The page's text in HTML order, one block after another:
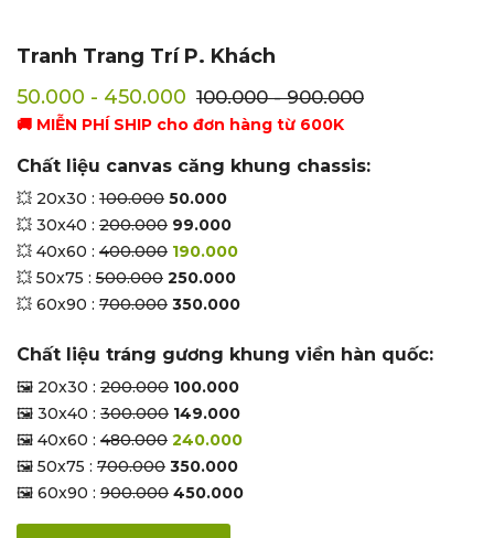
Tranh Trang Trí P. Khách
50.000 - 450.000 100.000 - 900.000
🚚 MIỄN PHÍ SHIP cho đơn hàng từ 600K
Chất liệu canvas căng khung chassis:
💥 20x30 : 100.000 50.000
💥 30x40 : 200.000 99.000
💥 40x60 : 400.000 190.000
💥 50x75 : 500.000 250.000
💥 60x90 : 700.000 350.000
Chất liệu tráng gương khung viền hàn quốc:
🖼 20x30 : 200.000 100.000
🖼 30x40 : 300.000 149.000
🖼 40x60 : 480.000 240.000
🖼 50x75 : 700.000 350.000
🖼 60x90 : 900.000 450.000